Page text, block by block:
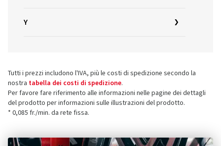
Y
Tutti i prezzi includono l'IVA, più le costi di spedizione secondo la
nostra tabella dei costi di spedizione.
Per favore fare riferimento alle informazioni nelle pagine dei dettagli
del prodotto per informazioni sulle illustrazioni del prodotto.
* 0,085 fr./min. da rete fissa.